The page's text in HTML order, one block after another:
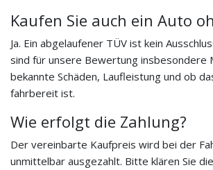
Kaufen Sie auch ein Auto
Ja. Ein abgelaufener TÜV ist kein
sind für unsere Bewertung insbesondere
bekannte Schäden, Laufleistung und ob
fahrbereit ist.
Wie erfolgt die Zahlung?
Der vereinbarte Kaufpreis wird bei der
unmittelbar ausgezahlt. Bitte klären Sie